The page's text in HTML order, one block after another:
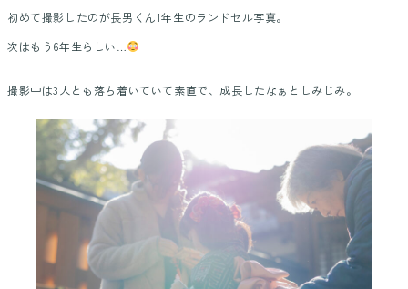
初めて撮影したのが長男くん1年生のランドセル写真。
次はもう6年生らしい…
撮影中は3人とも落ち着いていて素直で、成長したなぁとしみじみ。